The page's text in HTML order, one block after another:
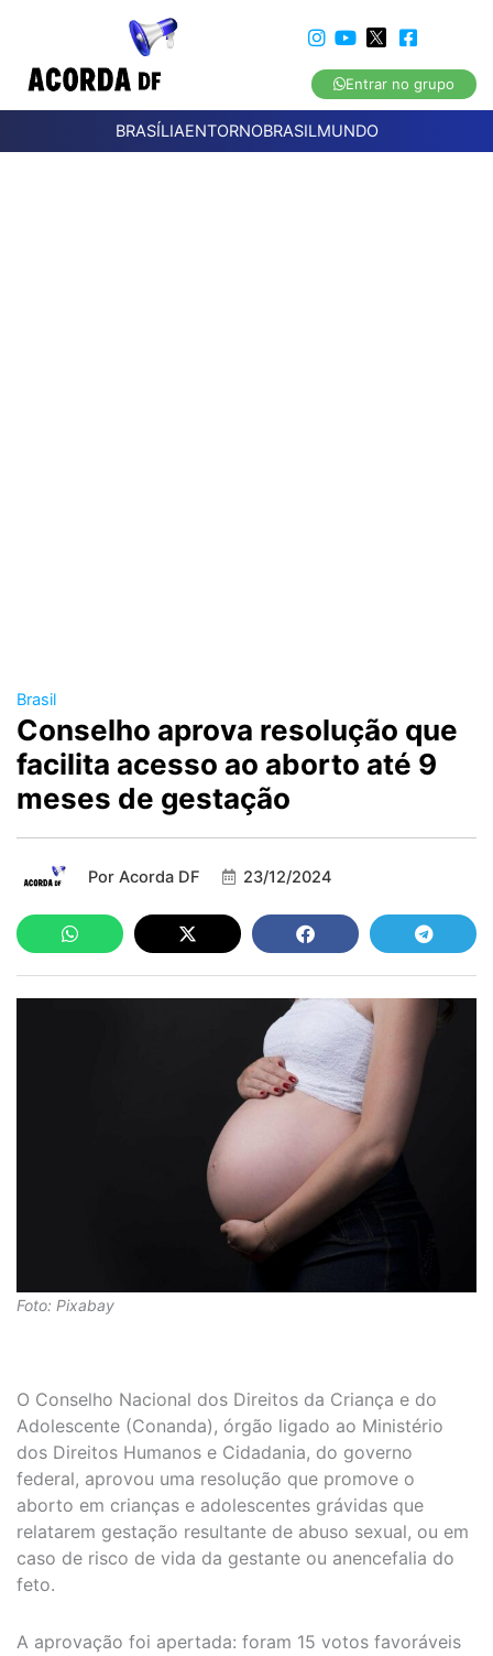
Entrar no grupo
BRASÍLIAENTORNOBRASILMUNDO
Brasil
Conselho aprova resolução que
facilita acesso ao aborto até 9
meses de gestação
Por Acorda DF 23/12/2024
Foto: Pixabay
O Conselho Nacional dos Direitos da Criança e do
Adolescente (Conanda), órgão ligado ao Ministério
dos Direitos Humanos e Cidadania, do governo
federal, aprovou uma resolução que promove o
aborto em crianças e adolescentes grávidas que
relatarem gestação resultante de abuso sexual, ou em
caso de risco de vida da gestante ou anencefalia do
feto.
A aprovação foi apertada: foram 15 votos favoráveis